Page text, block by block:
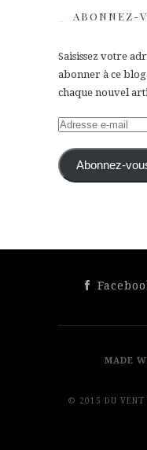
ABONNEZ-
Saisissez votre
abonner à ce
chaque nouvel
Adresse
mail Abonnez-
MADE
© 2015 DU VENT